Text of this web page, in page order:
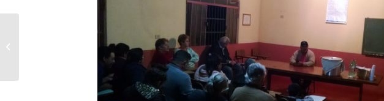
22/07/2019 – Fidel José de Souza –
popular Mineiro – ex morador do...